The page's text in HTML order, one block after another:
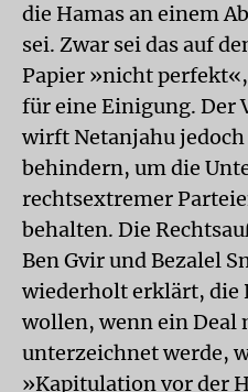
die Hamas an einem
sei. Zwar sei das auf
Papier »nicht
für eine Einigung.
wirft Netanjahu
behindern, um die
rechtsextremer
behalten. Die
Ben Gvir und Bezalel
wiederholt erklärt, die
wollen, wenn ein Deal
unterzeichnet werde,
»Kapitulation vor der